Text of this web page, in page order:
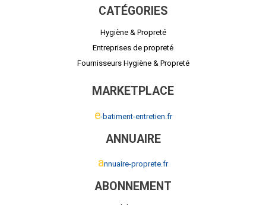
CATÉGORIES
Hygiène & Propreté
Entreprises de propreté
Fournisseurs Hygiène & Propreté
MARKETPLACE
e-batiment-entretien.fr
ANNUAIRE
annuaire-proprete.fr
ABONNEMENT